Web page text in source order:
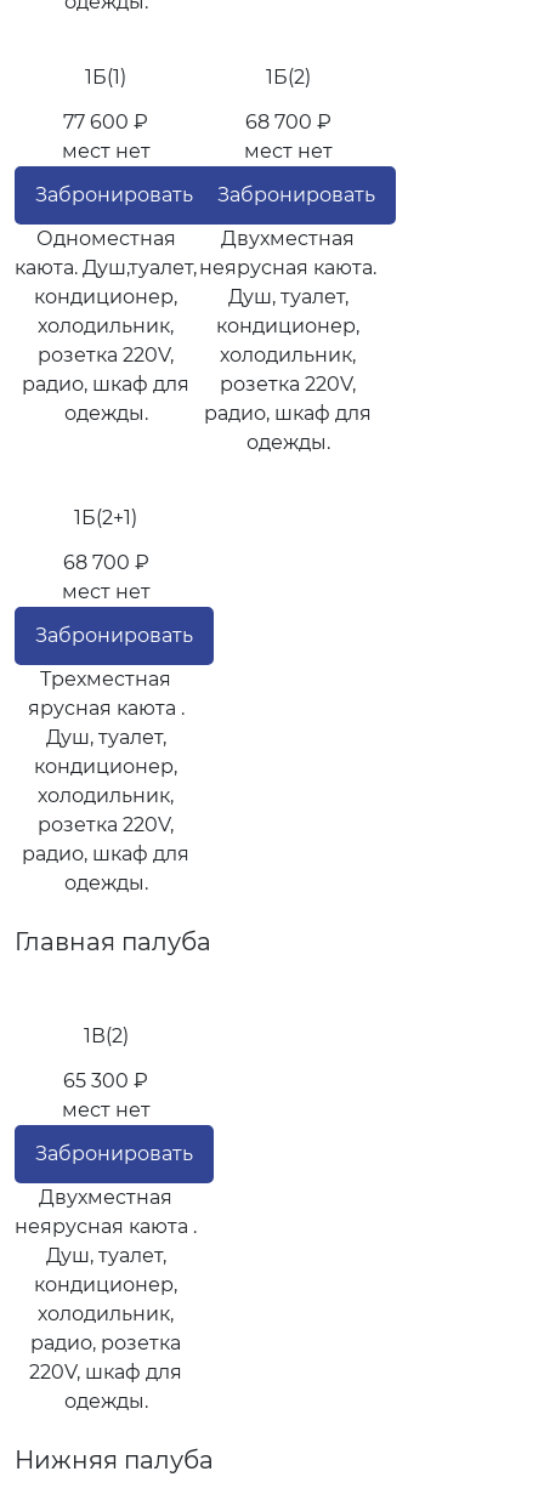
1Б(1)
77 600 ₽
мест нет
Забронировать
Одноместная
каюта. Душ,туалет,
кондиционер,
холодильник,
розетка 220V,
радио, шкаф для
одежды.
1Б(2)
68 700 ₽
мест нет
Забронировать
Двухместная
неярусная каюта.
Душ, туалет,
кондиционер,
холодильник,
розетка 220V,
радио, шкаф для
одежды.
1Б(2+1)
68 700 ₽
мест нет
Забронировать
Трехместная
ярусная каюта .
Душ, туалет,
кондиционер,
холодильник,
розетка 220V,
радио, шкаф для
одежды.
Главная палуба
1В(2)
65 300 ₽
мест нет
Забронировать
Двухместная
неярусная каюта .
Душ, туалет,
кондиционер,
холодильник,
радио, розетка
220V, шкаф для
одежды.
Нижняя палуба